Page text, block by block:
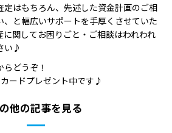
定はもちろん、先述した資金計画のご相
、と幅広いサポートを手厚くさせていた
関してお困りごと・ご相談はわれわれ
い ♪
らどうぞ！
ードプレゼント中です♪
他の記事を見る